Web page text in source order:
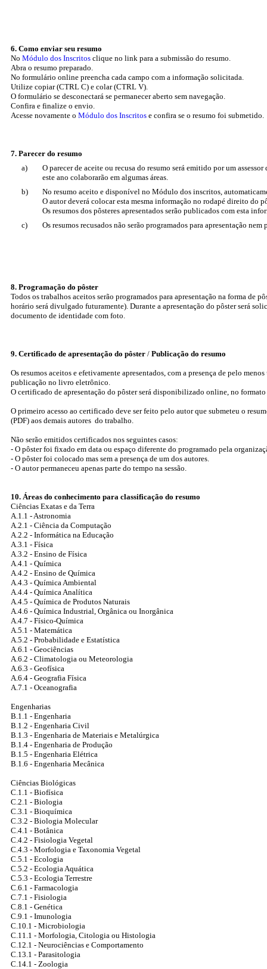
6. Como enviar seu resumo
No Módulo dos Inscritos clique no link para a submissão do resumo.
Abra o resumo preparado.
No formulário online preencha cada campo com a informação solicitada.
Utilize copiar (CTRL C) e colar (CTRL V).
O formulário se desconectará se permanecer aberto sem navegação.
Confira e finalize o envio.
Acesse novamente o Módulo dos Inscritos e confira se o resumo foi submetido.
7. Parecer do resumo
a)
O parecer de aceite ou recusa do resumo será emitido por um
este ano colaborarão em algumas áreas.
b)
No resumo aceito e disponível no Módulo dos inscritos,
O autor deverá colocar esta mesma informação no rodapé direito do
Os resumos dos pôsteres apresentados serão publicados com esta
c)
Os resumos recusados não serão programados para apresentação nem
8. Programação do pôster
Todos os trabalhos aceitos serão programados para apresentação na forma de
horário será divulgado futuramente). Durante a apresentação do pôster será
documento de identidade com foto.
9. Certificado de apresentação do pôster / Publicação do resumo
Os resumos aceitos e efetivamente apresentados, com a presença de pelo
publicação no livro eletrônico.
O certificado de apresentação do pôster será disponibilizado online, no
O primeiro acesso ao certificado deve ser feito pelo autor que submeteu o
(PDF) aos demais autores do trabalho.
Não serão emitidos certificados nos seguintes casos:
- O pôster foi fixado em data ou espaço diferente do programado pela
- O pôster foi colocado mas sem a presença de um dos autores.
- O autor permaneceu apenas parte do tempo na sessão.
10. Áreas do conhecimento para classificação do resumo
Ciências Exatas e da Terra
A.1.1 - Astronomia
A.2.1 - Ciência da Computação
A.2.2 - Informática na Educação
A.3.1 - Física
A.3.2 - Ensino de Física
A.4.1 - Química
A.4.2 - Ensino de Química
A.4.3 - Química Ambiental
A.4.4 - Química Analítica
A.4.5 - Química de Produtos Naturais
A.4.6 - Química Industrial, Orgânica ou Inorgânica
A.4.7 - Físico-Química
A.5.1 - Matemática
A.5.2 - Probabilidade e Estatística
A.6.1 - Geociências
A.6.2 - Climatologia ou Meteorologia
A.6.3 - Geofísica
A.6.4 - Geografia Física
A.7.1 - Oceanografia
Engenharias
B.1.1 - Engenharia
B.1.2 - Engenharia Civil
B.1.3 - Engenharia de Materiais e Metalúrgica
B.1.4 - Engenharia de Produção
B.1.5 - Engenharia Elétrica
B.1.6 - Engenharia Mecânica
Ciências Biológicas
C.1.1 - Biofísica
C.2.1 - Biologia
C.3.1 - Bioquímica
C.3.2 - Biologia Molecular
C.4.1 - Botânica
C.4.2 - Fisiologia Vegetal
C.4.3 - Morfologia e Taxonomia Vegetal
C.5.1 - Ecologia
C.5.2 - Ecologia Aquática
C.5.3 - Ecologia Terrestre
C.6.1 - Farmacologia
C.7.1 - Fisiologia
C.8.1 - Genética
C.9.1 - Imunologia
C.10.1 - Microbiologia
C.11.1 - Morfologia, Citologia ou Histologia
C.12.1 - Neurociências e Comportamento
C.13.1 - Parasitologia
C.14.1 - Zoologia